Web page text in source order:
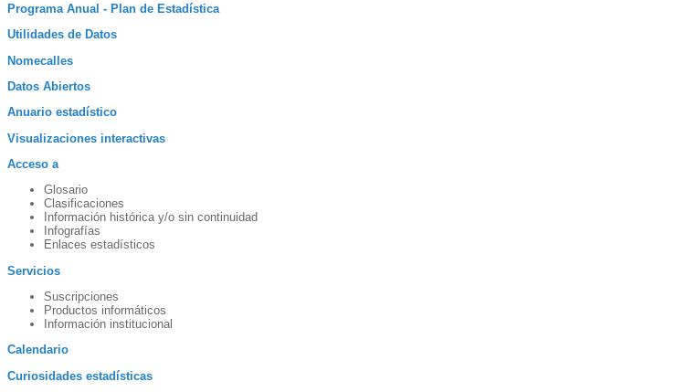
Programa Anual - Plan de Estadística
Utilidades de Datos
Nomecalles
Datos Abiertos
Anuario estadístico
Visualizaciones interactivas
Acceso a
Glosario
Clasificaciones
Información histórica y/o sin continuidad
Infografías
Enlaces estadísticos
Servicios
Suscripciones
Productos informáticos
Información institucional
Calendario
Curiosidades estadísticas